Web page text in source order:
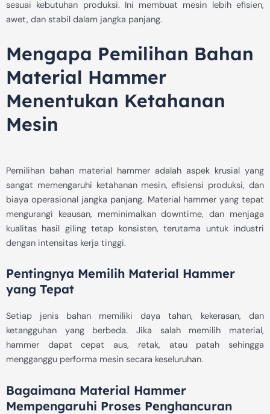
sesuai kebutuhan produksi. Ini membuat mesin lebih efisien,
awet, dan stabil dalam jangka panjang.
Mengapa Pemilihan Bahan
Material Hammer
Menentukan Ketahanan
Mesin
Pemilihan bahan material hammer adalah aspek krusial yang
sangat memengaruhi ketahanan mesin, efisiensi produksi, dan
biaya operasional jangka panjang. Material hammer yang tepat
mengurangi keausan, meminimalkan downtime, dan menjaga
kualitas hasil giling tetap konsisten, terutama untuk industri
dengan intensitas kerja tinggi.
Pentingnya Memilih Material Hammer
yang Tepat
Setiap jenis bahan memiliki daya tahan, kekerasan, dan
ketangguhan yang berbeda. Jika salah memilih material,
hammer dapat cepat aus, retak, atau patah sehingga
mengganggu performa mesin secara keseluruhan.
Bagaimana Material Hammer
Mempengaruhi Proses Penghancuran